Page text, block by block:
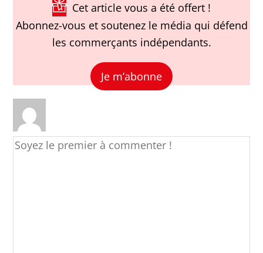
Cet article vous a été offert !
Abonnez-vous et soutenez le média qui défend
les commerçants indépendants.
Je m’abonne